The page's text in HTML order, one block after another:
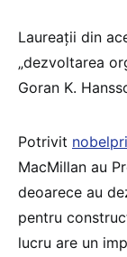
Laureaţii din
„dezvoltarea
Goran K.
Potrivit
MacMillan au
deoarece au
pentru
lucru are un